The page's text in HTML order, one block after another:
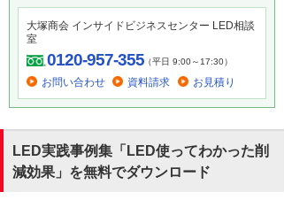
大塚商会 インサイドビジネスセンター LED相談
室
0120-957-355（平日 9:00～17:30）
お問い合わせ 資料請求 お見積り
LED実践事例集「LED使ってわかった削
減効果」を無料でダウンロード